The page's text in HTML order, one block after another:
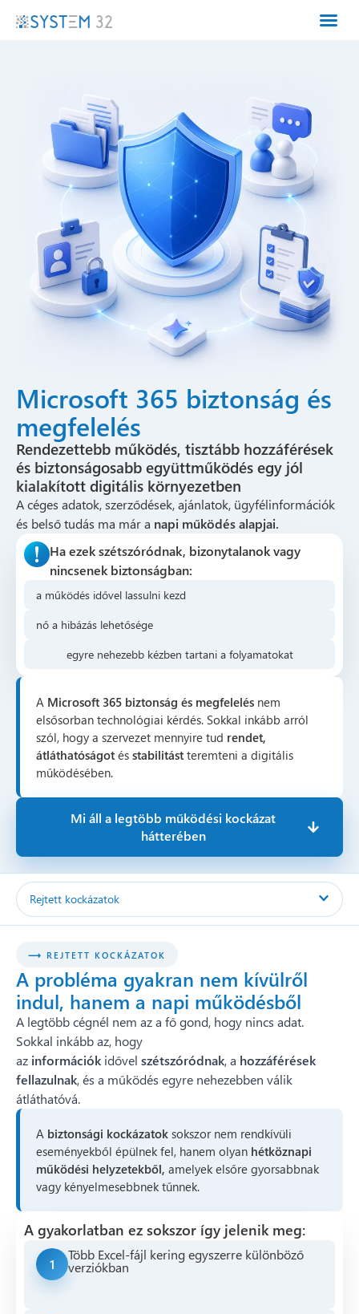
Microsoft 365 biztonság és
megfelelés
Rendezettebb működés, tisztább hozzáférések
és biztonságosabb együttműködés egy jól
kialakított digitális környezetben
A céges adatok, szerződések, ajánlatok, ügyfélinformációk
és belső tudás ma már a napi működés alapjai.
Ha ezek szétszóródnak, bizonytalanok vagy
nincsenek biztonságban:
a működés idővel lassulni kezd
nő a hibázás lehetősége
egyre nehezebb kézben tartani a folyamatokat
A Microsoft 365 biztonság és megfelelés nem
elsősorban technológiai kérdés. Sokkal inkább arról
szól, hogy a szervezet mennyire tud rendet,
átláthatóságot és stabilitást teremteni a digitális
működésében.
Mi áll a legtöbb működési kockázat
hátterében
Rejtett kockázatok
⟶ REJTETT KOCKÁZATOK
A probléma gyakran nem kívülről
indul, hanem a napi működésből
A legtöbb cégnél nem az a fő gond, hogy nincs adat.
Sokkal inkább az, hogy
az információk idővel szétszóródnak, a hozzáférések
fellazulnak, és a működés egyre nehezebben válik
átláthatóvá.
A biztonsági kockázatok sokszor nem rendkívüli
eseményekből épülnek fel, hanem olyan hétköznapi
működési helyzetekből, amelyek elsőre gyorsabbnak
vagy kényelmesebbnek tűnnek.
A gyakorlatban ez sokszor így jelenik meg:
1
Több Excel-fájl kering egyszerre különböző
verziókban